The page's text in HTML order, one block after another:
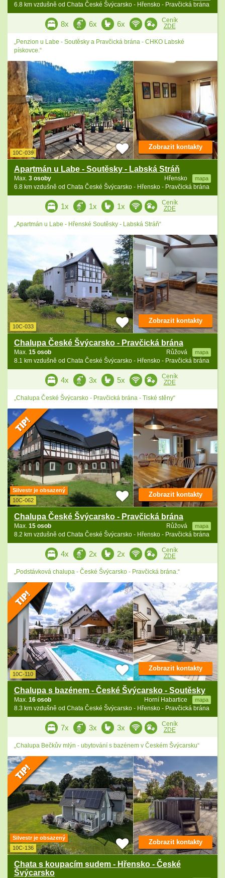
6.8 km vzdušně od Chata České Švýcarsko - Hřensko - Pravčická brána
8x 6x 6x
Ceník
ZDE
„Penzion u Labe - Soutěsky a Pravčická brána - CHKO Labské
pískovce.“
10C-039
Apartmán u Labe - Soutěsky - Labská Stráň
Hřensko mapa
Max. 3 osoby
6.8 km vzdušně od Chata České Švýcarsko - Hřensko - Pravčická brána
Zobrazit kontakty
1x 1x 1x
Ceník
ZDE
„Apartmán u Labe - Hřenské Soutěsky - Labská Stráň“
10C-033
Chalupa České Švýcarsko - Pravčická brána
Růžová mapa
Max. 15 osob
8.1 km vzdušně od Chata České Švýcarsko - Hřensko - Pravčická brána
Zobrazit kontakty
4x 3x 5x
Ceník
ZDE
„Chalupa České Švýcarsko - Pravčická brána - Tiské stěny“
Silvestr je obsazený
10C-062
Chalupa České Švýcarsko - Pravčická brána
Růžová mapa
Max. 15 osob
8.2 km vzdušně od Chata České Švýcarsko - Hřensko - Pravčická brána
Zobrazit kontakty
4x 2x 2x
Ceník
ZDE
„Podstávková chalupa - České Švýcarsko - Pravčická brána.“
10C-110
Chalupa s bazénem - České Švýcarsko - Soutěsky
Horní Habartice mapa
Max. 16 osob
8.3 km vzdušně od Chata České Švýcarsko - Hřensko - Pravčická brána
Zobrazit kontakty
7x 3x 3x
Ceník
ZDE
„Chalupa Bečkův mlýn - ubytování s bazénem v Českém Švýcarsku“
Silvestr je obsazený
10C-136
Chata s koupacím sudem - Hřensko - České
Švýcarsko
Zobrazit kontakty